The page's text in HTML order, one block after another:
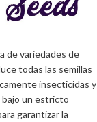
de variedades de
todas las semillas
insecticidas y
bajo un estricto
garantizar la